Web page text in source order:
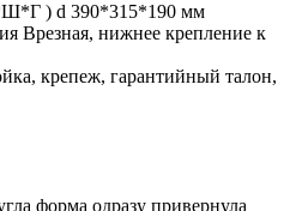
) d 390*315*190 мм
Врезная, нижнее крепление к
крепеж, гарантийный талон,
форма одразу привернула